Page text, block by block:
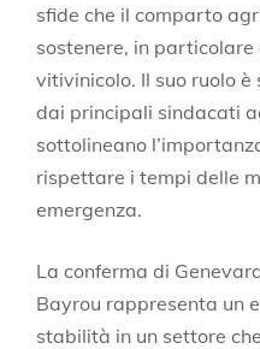
sfide che il comparto
sostenere, in
vitivinicolo. Il suo ruolo
dai principali sindacati
sottolineano
rispettare i tempi delle
emergenza.
La conferma di
Bayrou rappresenta un
stabilità in un settore